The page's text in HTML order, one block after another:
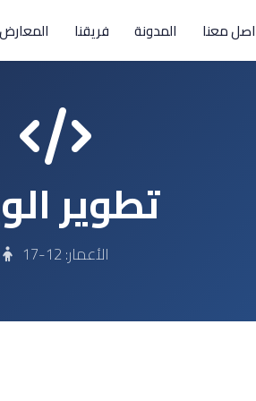
المعارض فريقنا المدونة معنا
تطوير
الأعمار:12-17